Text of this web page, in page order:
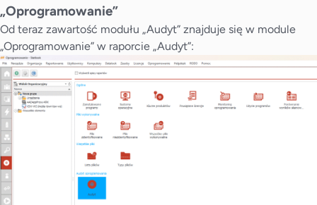
„Oprogramowanie”
Od teraz zawartość modułu „Audyt” znajduje się w module
„Oprogramowanie” w raporcie „Audyt”: